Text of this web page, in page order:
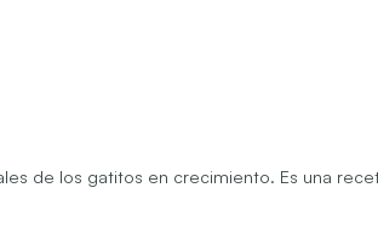
de los gatitos en crecimiento. Es una